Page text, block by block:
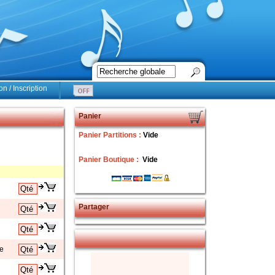
/ Inscription
Panier
Panier Partitions : Vide
Panier Boutique : Vide
Partager